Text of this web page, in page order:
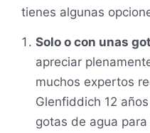
tienes algunas
Solo o con unas
apreciar
muchos expertos
Glenfiddich 12
gotas de agua